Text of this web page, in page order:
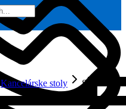
Kancelárske stoly Stôl A4